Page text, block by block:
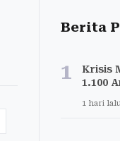
Berita
1
Krisis
1.100
1 hari